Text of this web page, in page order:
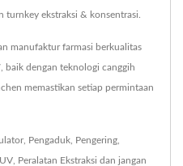
turnkey ekstraksi & konsentrasi.
manufaktur farmasi berkualitas
baik dengan teknologi canggih
memastikan setiap permintaan
, Pengaduk Pengering
Peralatan Ekstraksi dan jangan